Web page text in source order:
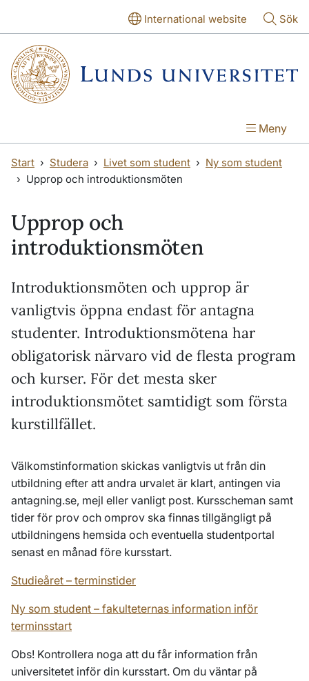
International website Sök
Meny
Start Studera Livet som student
Ny som student
Upprop och introduktionsmöten
Upprop och
introduktionsmöten
Introduktionsmöten och upprop är
vanligtvis öppna endast för antagna
studenter. Introduktionsmötena har
obligatorisk närvaro vid de flesta program
och kurser. För det mesta sker
introduktionsmötet samtidigt som första
kurstillfället.
Välkomstinformation skickas vanligtvis ut från din
utbildning efter att andra urvalet är klart, antingen via
antagning.se, mejl eller vanligt post. Kursscheman samt
tider för prov och omprov ska finnas tillgängligt på
utbildningens hemsida och eventuella studentportal
senast en månad före kursstart.
Studieåret – terminstider
Ny som student – fakulteternas information inför
terminsstart
Obs! Kontrollera noga att du får information från
universitetet inför din kursstart. Om du väntar på